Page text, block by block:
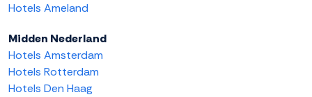
Hotels Ameland
Midden Nederland
Hotels Amsterdam
Hotels Rotterdam
Hotels Den Haag